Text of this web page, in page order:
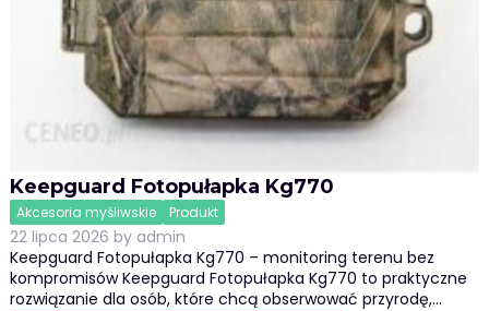
Keepguard Fotopułapka Kg770
Akcesoria myśliwskie Produkt
22 lipca 2026 by admin
Keepguard Fotopułapka Kg770 – monitoring terenu bez
kompromisów Keepguard Fotopułapka Kg770 to praktyczne
rozwiązanie dla osób, które chcą obserwować przyrodę,…